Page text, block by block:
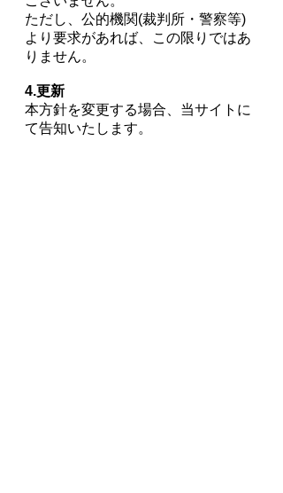
ただし、公的機関(裁判所・警察等)
より要求があれば、この限りではあ
りません。
4.更新
本方針を変更する場合、当サイトに
て告知いたします。